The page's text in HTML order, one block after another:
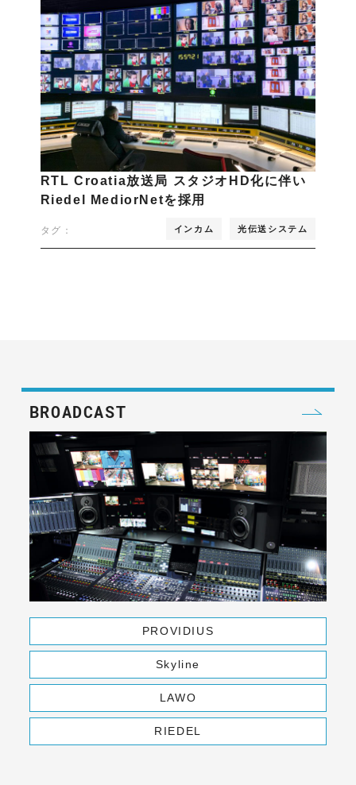
RTL Croatia放送局 スタジオHD化に伴い
Riedel MediorNetを採用
タグ： インカム 光伝送システム
BROADCAST
PROVIDIUS
Skyline
LAWO
RIEDEL